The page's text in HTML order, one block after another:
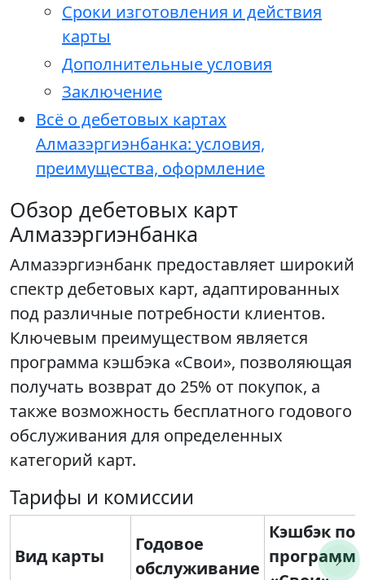
Сроки изготовления и действия
карты
Дополнительные условия
Заключение
Всё о дебетовых картах
Алмазэргиэнбанка: условия,
преимущества, оформление
Обзор дебетовых карт
Алмазэргиэнбанка
Алмазэргиэнбанк предоставляет широкий
спектр дебетовых карт, адаптированных
под различные потребности клиентов.
Ключевым преимуществом является
программа кэшбэка «Свои», позволяющая
получать возврат до 25% от покупок, а
также возможность бесплатного годового
обслуживания для определенных
категорий карт.
Тарифы и комиссии
Вид карты
Годовое
обслуживание
Кэшбэк по
программе